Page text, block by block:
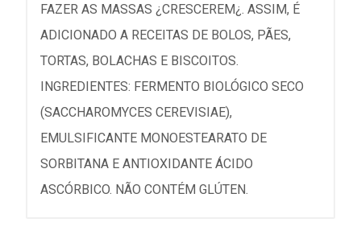
FAZER AS MASSAS ¿CRESCEREM¿. ASSIM, É
ADICIONADO A RECEITAS DE BOLOS, PÃES,
TORTAS, BOLACHAS E BISCOITOS.
INGREDIENTES: FERMENTO BIOLÓGICO SECO
(SACCHAROMYCES CEREVISIAE),
EMULSIFICANTE MONOESTEARATO DE
SORBITANA E ANTIOXIDANTE ÁCIDO
ASCÓRBICO. NÃO CONTÉM GLÚTEN.